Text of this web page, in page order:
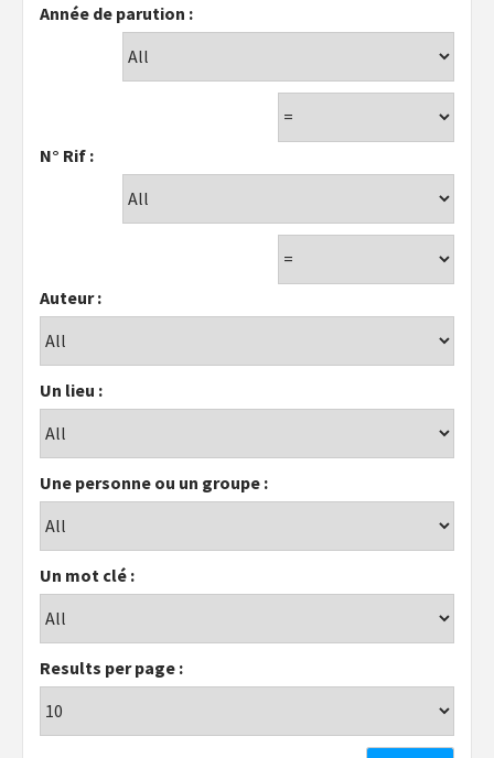
Année de parution :
N° Rif :
Auteur :
Un lieu :
Une personne ou un groupe :
Un mot clé :
Results per page :